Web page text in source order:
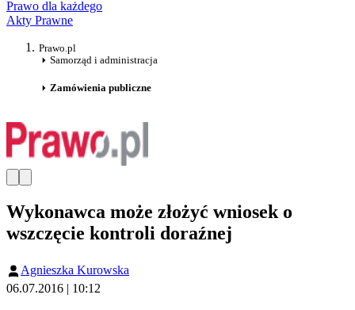
Prawo dla każdego
Akty Prawne
Prawo.pl
Samorząd i administracja
Zamówienia publiczne
Wykonawca może złożyć wniosek o
wszczęcie kontroli doraźnej
Agnieszka Kurowska
06.07.2016 | 10:12